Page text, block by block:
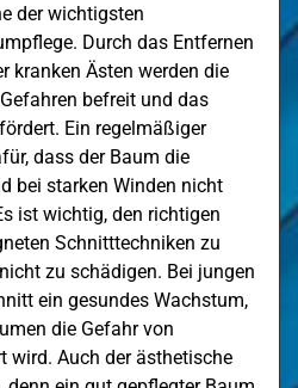
der wichtigsten
Durch das Entfernen
kranken Ästen werden die
befreit und das
Ein regelmäßiger
dass der Baum die
bei starken Winden nicht
ist wichtig, den richtigen
Schnitttechniken zu
zu schädigen. Bei jungen
ein gesundes Wachstum,
die Gefahr von
wird. Auch der ästhetische